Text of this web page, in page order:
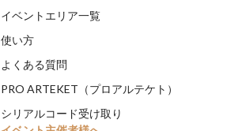
イベントエリア一覧
使い方
よくある質問
PRO ARTEKET（プロアルテケト）
シリアルコード受け取り